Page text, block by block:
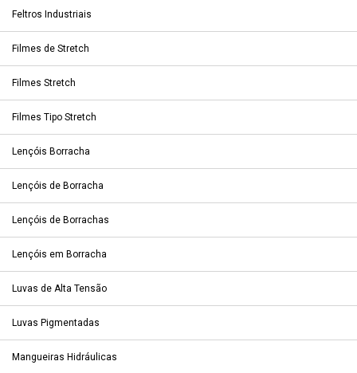
Feltros Industriais
Filmes de Stretch
Filmes Stretch
Filmes Tipo Stretch
Lençóis Borracha
Lençóis de Borracha
Lençóis de Borrachas
Lençóis em Borracha
Luvas de Alta Tensão
Luvas Pigmentadas
Mangueiras Hidráulicas